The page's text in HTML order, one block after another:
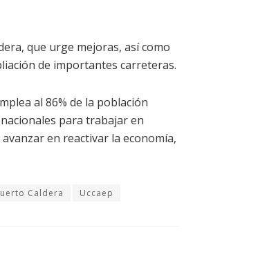
que urge mejoras, así como
de importantes carreteras.
al 86% de la población
para trabajar en
en reactivar la economía,
Caldera Uccaep